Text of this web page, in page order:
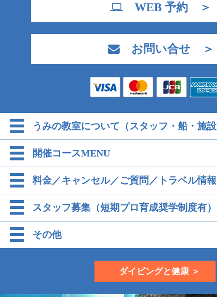
WEB 予約 ＞
お問い合せ ＞
うみの教室について（スタッフ・船・施
開催コースMENU
料金／キャンセル／ご質問／トラベル情報
スタッフ募集（短期プロ育成奨学制度有）
その他
ダイビングと健康 ＞